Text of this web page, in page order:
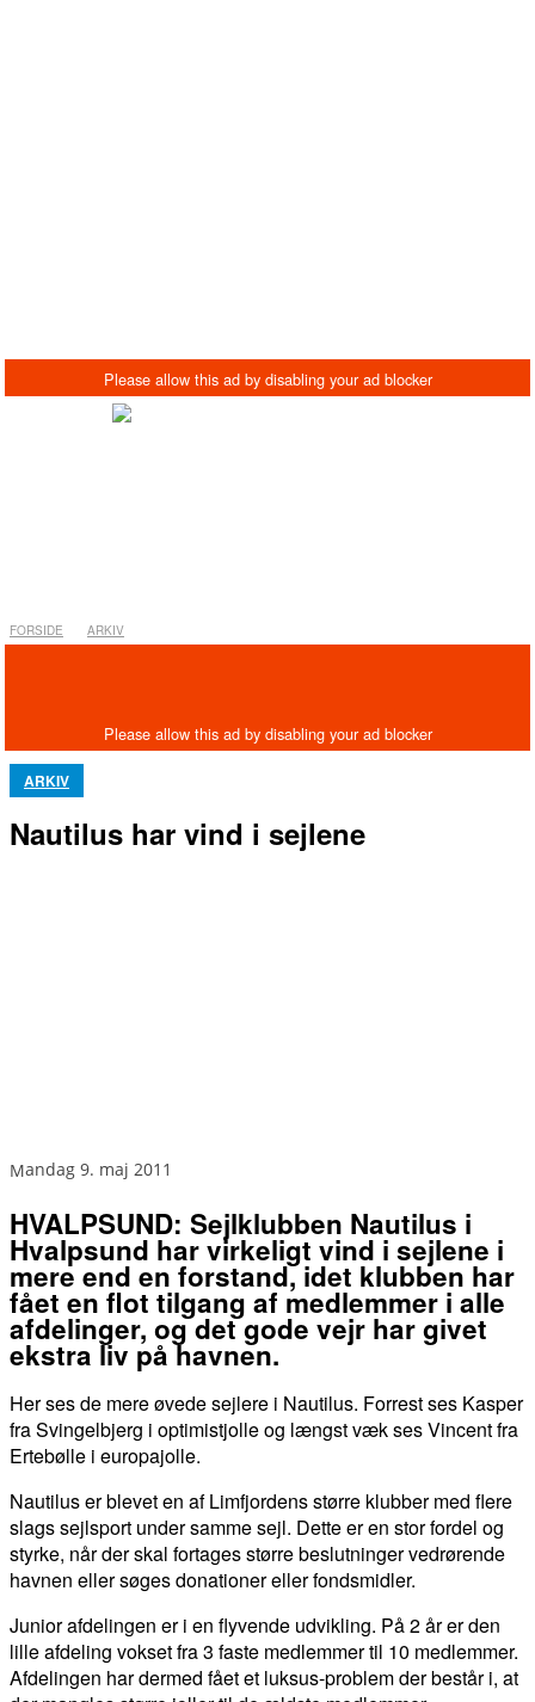
FORSIDE ARKIV
ARKIV
Nautilus har vind i sejlene
mandag 9. maj 2011
HVALPSUND: Sejlklubben Nautilus i
Hvalpsund har virkeligt vind i sejlene i
mere end en forstand, idet klubben har
fået en flot tilgang af medlemmer i alle
afdelinger, og det gode vejr har givet
ekstra liv på havnen.
Her ses de mere øvede sejlere i Nautilus. Forrest ses Kasper
fra Svingelbjerg i optimistjolle og længst væk ses Vincent fra
Ertebølle i europajolle.
Nautilus er blevet en af Limfjordens større klubber med flere
slags sejlsport under samme sejl. Dette er en stor fordel og
styrke, når der skal fortages større beslutninger vedrørende
havnen eller søges donationer eller fondsmidler.
Junior afdelingen er i en flyvende udvikling. På 2 år er den
lille afdeling vokset fra 3 faste medlemmer til 10 medlemmer.
Afdelingen har dermed fået et luksus-problem der består i, at